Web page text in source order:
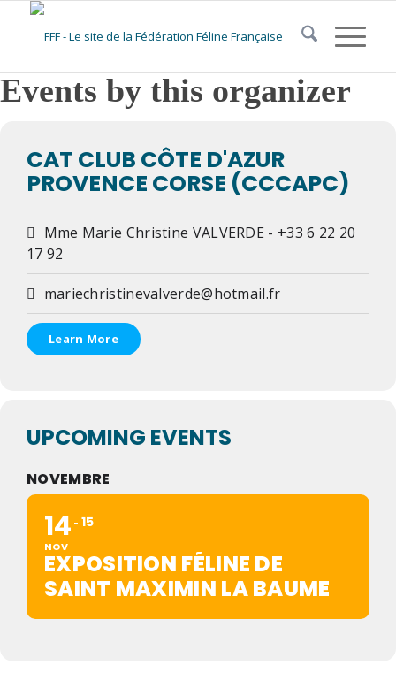
Events by this organizer
CAT CLUB CÔTE D'AZUR
PROVENCE CORSE (CCCAPC)
Mme Marie Christine VALVERDE - +33 6 22 20
17 92
mariechristinevalverde@hotmail.fr
Learn More
UPCOMING EVENTS
NOVEMBRE
14
NOV
15
EXPOSITION FÉLINE DE
SAINT MAXIMIN LA BAUME